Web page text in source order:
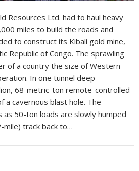
Resources Ltd. had to haul heavy
miles to build the roads and
to construct its Kibali gold mine,
Republic of Congo. The sprawling
of a country the size of Western
In one tunnel deep
68-metric-ton remote-controlled
a cavernous blast hole. The
as 50-ton loads are slowly humped
mile) track back to…